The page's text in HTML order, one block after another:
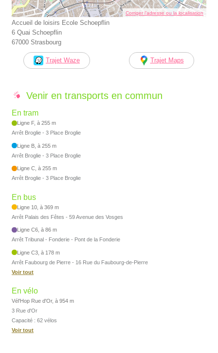
Corriger l’adresse ou la localisation
Accueil de loisirs Ecole Schoepflin
6 Quai Schoepflin
67000 Strasbourg
Trajet Waze Trajet Maps
Venir en transports en commun
En tram
Ligne F, à 255 m
Arrêt Broglie - 3 Place Broglie
Ligne B, à 255 m
Arrêt Broglie - 3 Place Broglie
Ligne C, à 255 m
Arrêt Broglie - 3 Place Broglie
En bus
Ligne 10, à 369 m
Arrêt Palais des Fêtes - 59 Avenue des Vosges
Ligne C6, à 86 m
Arrêt Tribunal - Fonderie - Pont de la Fonderie
Ligne C3, à 178 m
Arrêt Faubourg de Pierre - 16 Rue du Faubourg-de-Pierre
Voir tout
En vélo
Vél'Hop Rue d'Or, à 954 m
3 Rue d'Or
Capacité : 62 vélos
Voir tout